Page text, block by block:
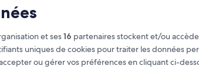
et ses16 partenaires stockent et/ou
uniques de cookies pour traiter les données
ou gérer vos préférences en cliquant ci-